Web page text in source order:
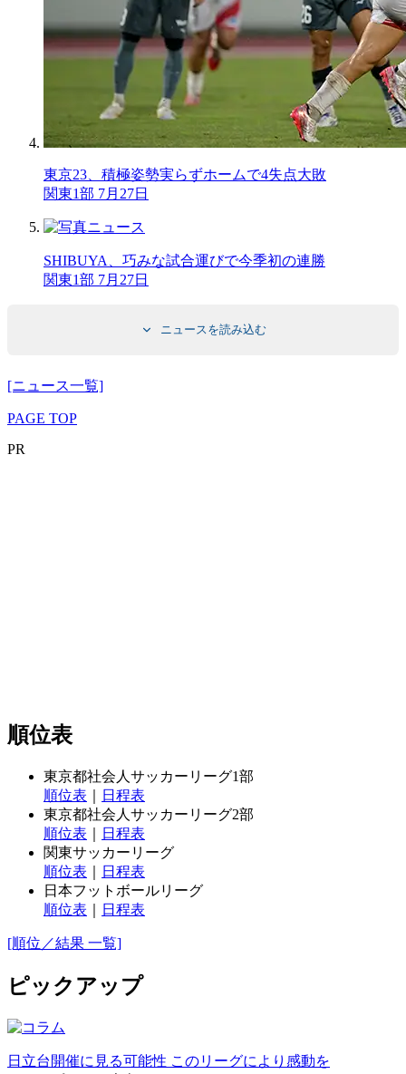
東京23、積極姿勢実らずホームで4失点大敗
関東1部 7月27日
SHIBUYA、巧みな試合運びで今季初の連勝
関東1部 7月27日
ニュースを読み込む
[ニュース一覧]
PAGE TOP
PR
順位表
東京都社会人サッカーリーグ1部
順位表
日程表
東京都社会人サッカーリーグ2部
順位表
日程表
関東サッカーリーグ
順位表
日程表
日本フットボールリーグ
順位表
日程表
[順位／結果 一覧]
ピックアップ
日立台開催に見る可能性 このリーグにより感動を